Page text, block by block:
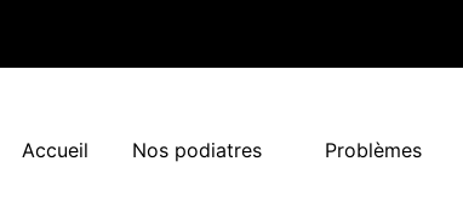
Accueil Nos podiatres Problèmes